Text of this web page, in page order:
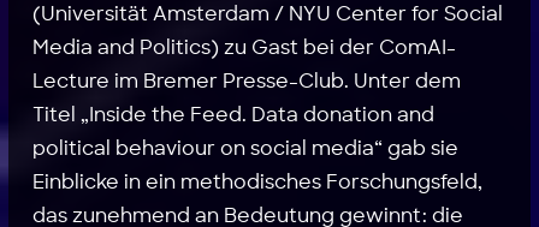
(Universität Amsterdam / NYU Center for Social
Media and Politics) zu Gast bei der ComAI-
Lecture im Bremer Presse-Club. Unter dem
Titel „Inside the Feed. Data donation and
political behaviour on social media“ gab sie
Einblicke in ein methodisches Forschungsfeld,
das zunehmend an Bedeutung gewinnt: die